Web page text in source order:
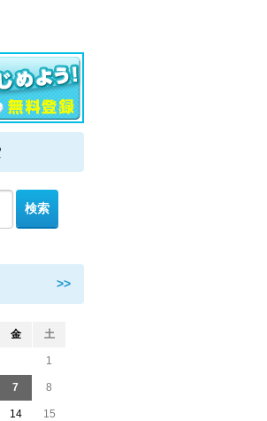
>>
金 土
1
7 8
14 15